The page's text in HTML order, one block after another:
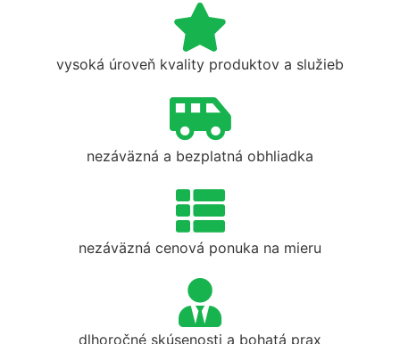
vysoká úroveň kvality produktov a služieb
nezáväzná a bezplatná obhliadka
nezáväzná cenová ponuka na mieru
dlhoročné skúsenosti a bohatá prax